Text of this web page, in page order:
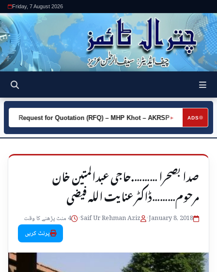
Friday, 7 August 2026
ADS
►
Request for Quotation (RFQ) – MHP Khot – AKRSP Request
صدا بصحرا ……….حاجی عبدالمتین خان
مرحوم………ڈاکٹر عنایت اللہ فیضی
January 8, 2018
•
Saif Ur Rehman Aziz
•
4 منٹ پڑھنے کا وقت
پرنٹ کریں